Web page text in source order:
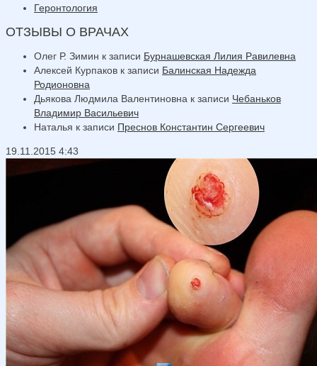
Геронтология
ОТЗЫВЫ О ВРАЧАХ
Олег Р. Зимин к записи Бурнашевская Лилия Равилевна
Алексей Курпаков к записи Балинская Надежда
Родионовна
Дьякова Людмила Валентиновна к записи Чебаньков
Владимир Васильевич
Наталья к записи Преснов Константин Сергеевич
19.11.2015 4:43